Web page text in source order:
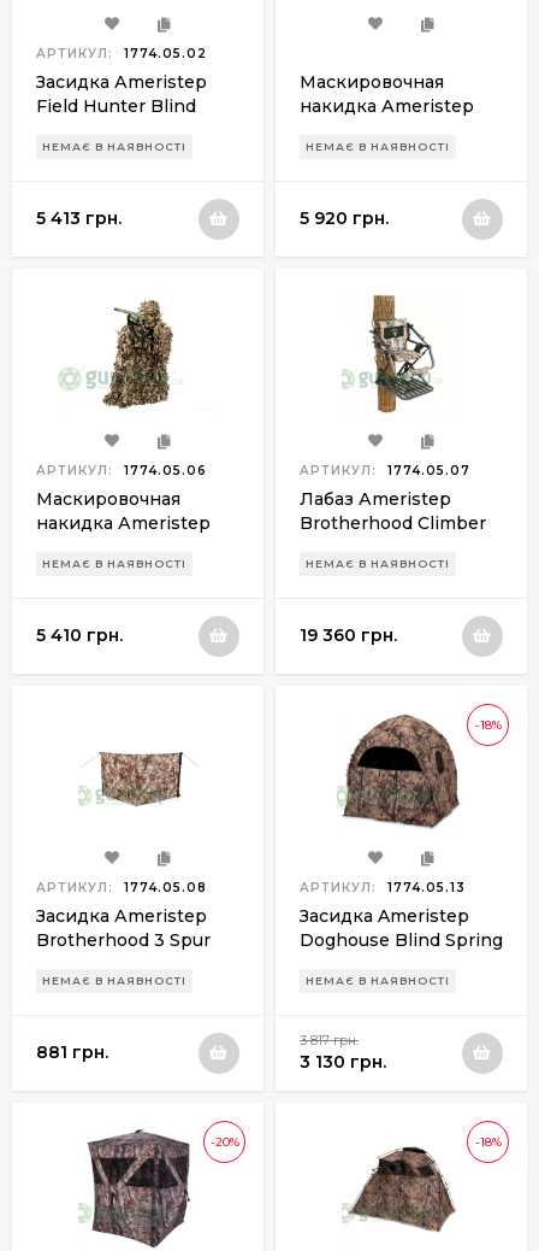
АРТИКУЛ: 1774.05.02
Засидка Аmeristep
Field Hunter Blind
НЕМАЄ В НАЯВНОСТІ
5 413 грн.
Маскировочная
накидка Аmeristep
НЕМАЄ В НАЯВНОСТІ
5 920 грн.
АРТИКУЛ: 1774.05.06
Маскировочная
накидка Аmeristep
НЕМАЄ В НАЯВНОСТІ
5 410 грн.
АРТИКУЛ: 1774.05.07
Лабаз Аmeristep
Brotherhood Climber
НЕМАЄ В НАЯВНОСТІ
19 360 грн.
АРТИКУЛ: 1774.05.08
Засидка Аmeristep
Brotherhood 3 Spur
НЕМАЄ В НАЯВНОСТІ
881 грн.
-18%
АРТИКУЛ: 1774.05.13
Засидка Ameristep
Doghouse Blind Spring
НЕМАЄ В НАЯВНОСТІ
3 817 грн.
3 130 грн.
-20% -18%